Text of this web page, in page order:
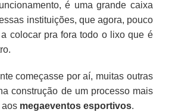
é uma grande caixa
instituições, que agora, pouco
colocar pra fora todo o lixo que é
começasse por aí, muitas outras
construção de um processo mais
aos megaeventos esportivos.